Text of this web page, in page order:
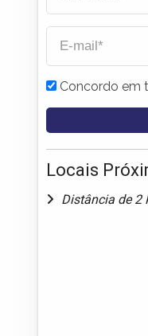
Concordo em
Locais
Distância de 2